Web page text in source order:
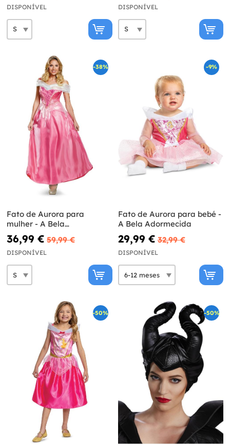
DISPONÍVEL DISPONÍVEL
-38%
Fato de Aurora para
mulher - A Bela
Adormecida
36,99 € 59,99 €
DISPONÍVEL
-9%
Fato de Aurora para bebé -
A Bela Adormecida
29,99 € 32,99 €
DISPONÍVEL
-50% -50%